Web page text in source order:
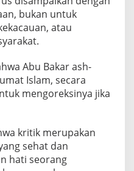
bukan untuk
atau
Abu Bakar ash-
Islam, secara
mengoreksinya jika
kritik merupakan
sehat dan
hati seorang